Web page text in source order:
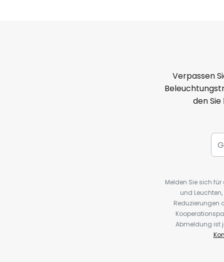
Verpassen
den
Melden Sie sich
und
Reduzierungen
Abmeldung ist